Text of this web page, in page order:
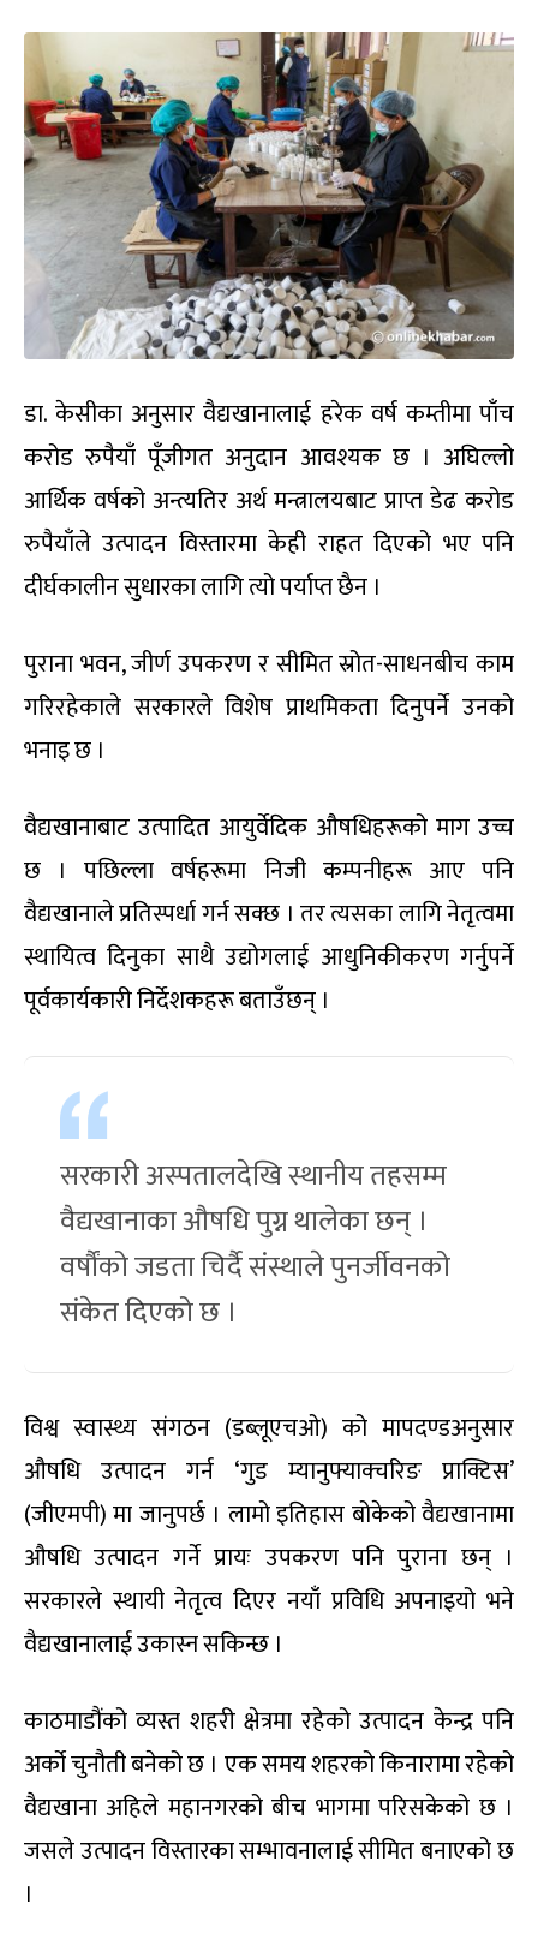
डा. केसीका अनुसार वैद्यखानालाई हरेक वर्ष कम्तीमा पाँच
करोड रुपैयाँ पूँजीगत अनुदान आवश्यक छ । अघिल्लो
आर्थिक वर्षको अन्त्यतिर अर्थ मन्त्रालयबाट प्राप्त डेढ करोड
रुपैयाँले उत्पादन विस्तारमा केही राहत दिएको भए पनि
दीर्घकालीन सुधारका लागि त्यो पर्याप्त छैन ।
पुराना भवन, जीर्ण उपकरण र सीमित स्रोत-साधनबीच काम
गरिरहेकाले सरकारले विशेष प्राथमिकता दिनुपर्ने उनको
भनाइ छ ।
वैद्यखानाबाट उत्पादित आयुर्वेदिक औषधिहरूको माग उच्च
छ । पछिल्ला वर्षहरूमा निजी कम्पनीहरू आए पनि
वैद्यखानाले प्रतिस्पर्धा गर्न सक्छ । तर त्यसका लागि नेतृत्वमा
स्थायित्व दिनुका साथै उद्योगलाई आधुनिकीकरण गर्नुपर्ने
पूर्वकार्यकारी निर्देशकहरू बताउँछन् ।
सरकारी अस्पतालदेखि स्थानीय तहसम्म
वैद्यखानाका औषधि पुग्न थालेका छन् ।
वर्षौंको जडता चिर्दै संस्थाले पुनर्जीवनको
संकेत दिएको छ ।
विश्व स्वास्थ्य संगठन (डब्लूएचओ) को मापदण्डअनुसार
औषधि उत्पादन गर्न ‘गुड म्यानुफ्याक्चरिङ प्राक्टिस’
(जीएमपी) मा जानुपर्छ । लामो इतिहास बोकेको वैद्यखानामा
औषधि उत्पादन गर्ने प्रायः उपकरण पनि पुराना छन् ।
सरकारले स्थायी नेतृत्व दिएर नयाँ प्रविधि अपनाइयो भने
वैद्यखानालाई उकास्न सकिन्छ ।
काठमाडौंको व्यस्त शहरी क्षेत्रमा रहेको उत्पादन केन्द्र पनि
अर्को चुनौती बनेको छ । एक समय शहरको किनारामा रहेको
वैद्यखाना अहिले महानगरको बीच भागमा परिसकेको छ ।
जसले उत्पादन विस्तारका सम्भावनालाई सीमित बनाएको छ
।